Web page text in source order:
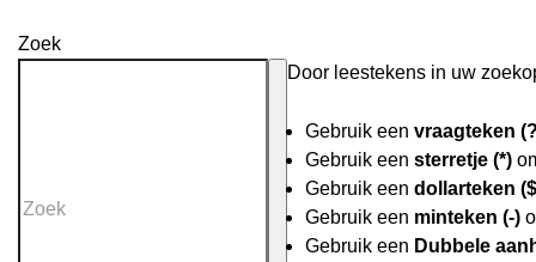
Zoek
Door leestekens in uw
Gebruik een vraagteken
Gebruik een sterretje (*)
Gebruik een dollarteken
Gebruik een minteken (-)
Gebruik een Dubbele